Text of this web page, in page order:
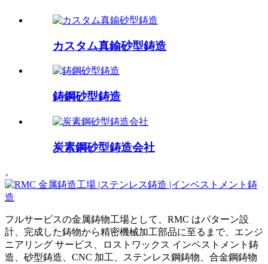
カスタム真鍮砂型鋳造
鋳鋼砂型鋳造
炭素鋼砂型鋳造会社
。
フルサービスの金属鋳物工場として、RMC はパターン設
計、完成した鋳物から精密機械加工部品に至るまで、エンジ
ニアリング サービス、ロストワックス インベストメント鋳
造、砂型鋳造、CNC 加工、ステンレス鋼鋳物、合金鋼鋳物